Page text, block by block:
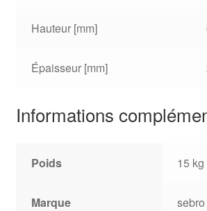
Hauteur [mm]
Épaisseur [mm]
Informations
Poids 15 kg
Marque sebro